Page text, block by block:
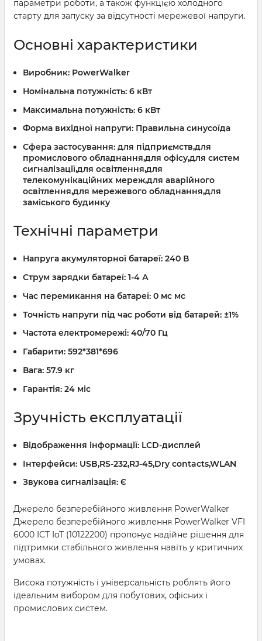
параметри роботи, а також функцією холодного
старту для запуску за відсутності мережевої напруги.
Основні характеристики
Виробник: PowerWalker
Номінальна потужність: 6 кВт
Максимальна потужність: 6 кВт
Форма вихідної напруги: Правильна синусоїда
Сфера застосування: для підприємств,для
промислового обладнання,для офісу,для систем
сигналізації,для освітлення,для
телекомунікаційних мереж,для аварійного
освітлення,для мережевого обладнання,для
заміського будинку
Технічні параметри
Напруга акумуляторної батареї: 240 В
Струм зарядки батареї: 1-4 А
Час перемикання на батареї: 0 мс мс
Точність напруги під час роботи від батарей: ±1%
Частота електромережі: 40/70 Гц
Габарити: 592*381*696
Вага: 57.9 кг
Гарантія: 24 міс
Зручність експлуатації
Відображення інформації: LCD-дисплей
Інтерфейси: USB,RS-232,RJ-45,Dry contacts,WLAN
Звукова сигналізація: Є
Джерело безперебійного живлення PowerWalker
Джерело безперебійного живлення PowerWalker VFI
6000 ICT IoT (10122200) пропонує надійне рішення для
підтримки стабільного живлення навіть у критичних
умовах.
Висока потужність і універсальність роблять його
ідеальним вибором для побутових, офісних і
промислових систем.